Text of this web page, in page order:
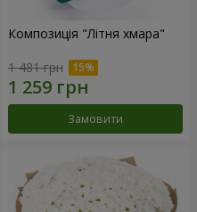
Композиція "Літня хмара"
1 481 грн
Замовити